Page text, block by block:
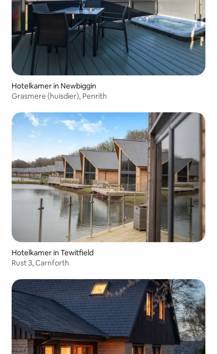
Hotelkamer in Newbiggin
Grasmere (huisdier), Penrith
Hotelkamer in Tewitfield
Rust 3, Carnforth